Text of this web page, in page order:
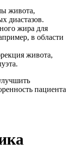
живота,
диастазов.
жира для
в области
живота,
пациента